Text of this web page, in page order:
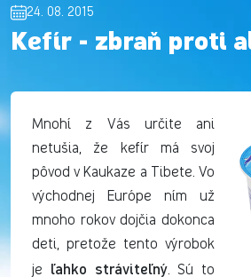
24. 08. 2015
Kefír - zbraň proti
Mnohí z Vás určite ani
netušia, že kefír má svoj
pôvod v Kaukaze a Tibete. Vo
východnej Európe ním už
mnoho rokov dojčia dokonca
deti, pretože tento výrobok
je ľahko stráviteľný. Sú to